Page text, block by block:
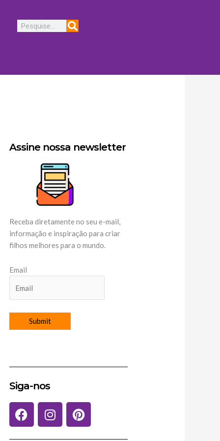
Assine nossa newsletter
Receba diretamente no seu e-mail,
informação e inspiração para criar
filhos melhores para o mundo.
Email
Siga-nos
F
a
I
n
P
i